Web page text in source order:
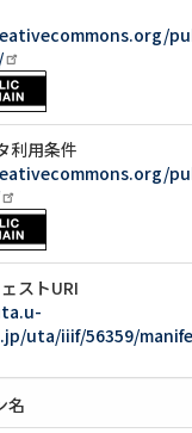
利用条件
ストURI
uta/iiif/56359/
名